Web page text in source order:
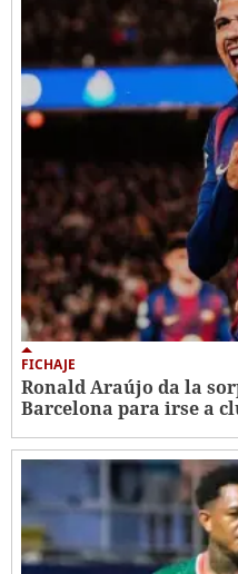
FICHAJE
Ronald Araújo da la
Barcelona para irse a